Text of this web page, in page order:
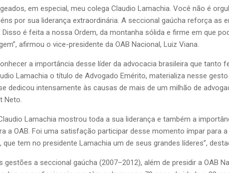
em especial, meu colega Claudio Lamachia. Você não é
por sua liderança extraordinária. A seccional gaúcha reforça as
é feita a nossa Ordem, da montanha sólida e firme em que
afirmou o vice-presidente da OAB Nacional, Luiz Viana.
a importância desse líder da advocacia brasileira que tanto
Lamachia o título de Advogado Emérito, materializa nesse
dedicou intensamente às causas de mais de um milhão de
Neto.
Lamachia mostrou toda a sua liderança e também a
a OAB. Foi uma satisfação participar desse momento ímpar para
tem no presidente Lamachia um de seus grandes líderes”,
a seccional gaúcha (2007–2012), além de presidir a OAB